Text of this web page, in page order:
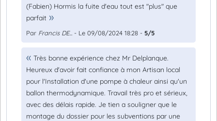
(Fabien) Hormis la fuite d'eau tout est "plus" que
parfait
Par Francis DE... - Le 09/08/2024 18:28 - 5/5
Très bonne expérience chez Mr Delplanque.
Heureux d'avoir fait confiance à mon Artisan local
pour l'Installation d'une pompe à chaleur ainsi qu'un
ballon thermodynamique. Travail très pro et sérieux,
avec des délais rapide. Je tien a souligner que le
montage du dossier pour les subventions par une